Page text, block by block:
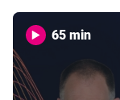
65 min